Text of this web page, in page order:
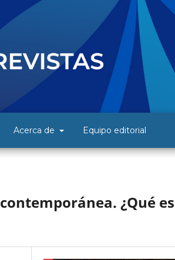
Acerca de Equipo editorial
¿Qué